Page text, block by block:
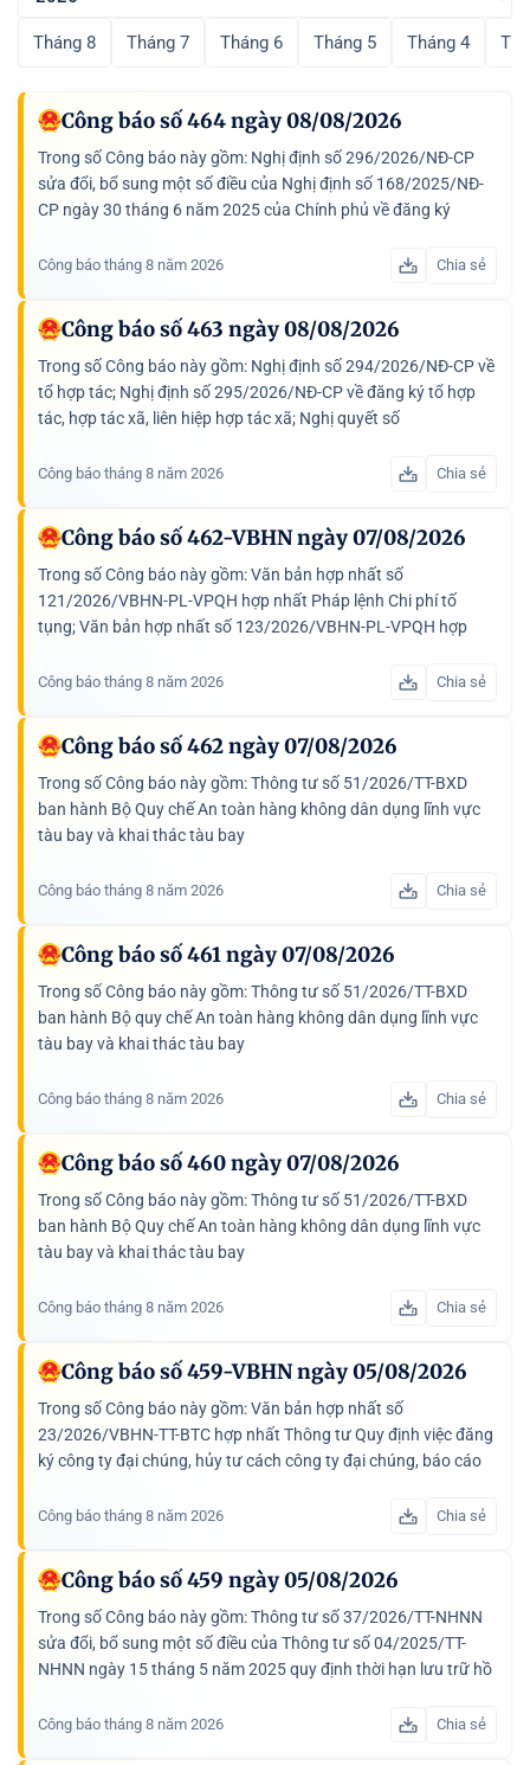
Email: congbao@chinhphu.vn.
Tháng 8 Tháng 7 Tháng 6 Tháng 5 Tháng 4
Công báo số 464 ngày 08/08/2026
Trong số Công báo này gồm: Nghị định số 296/2026/NĐ-CP
sửa đổi, bổ sung một số điều của Nghị định số 168/2025/NĐ-
CP ngày 30 tháng 6 năm 2025 của Chính phủ về đăng ký
Công báo tháng 8 năm 2026 Chia sẻ
Công báo số 463 ngày 08/08/2026
Trong số Công báo này gồm: Nghị định số 294/2026/NĐ-CP về
tổ hợp tác; Nghị định số 295/2026/NĐ-CP về đăng ký tổ hợp
tác, hợp tác xã, liên hiệp hợp tác xã; Nghị quyết số
Công báo tháng 8 năm 2026 Chia sẻ
Công báo số 462-VBHN ngày 07/08/2026
Trong số Công báo này gồm: Văn bản hợp nhất số
121/2026/VBHN-PL-VPQH hợp nhất Pháp lệnh Chi phí tố
tụng; Văn bản hợp nhất số 123/2026/VBHN-PL-VPQH hợp
Công báo tháng 8 năm 2026 Chia sẻ
Công báo số 462 ngày 07/08/2026
Trong số Công báo này gồm: Thông tư số 51/2026/TT-BXD
ban hành Bộ Quy chế An toàn hàng không dân dụng lĩnh vực
tàu bay và khai thác tàu bay
Công báo tháng 8 năm 2026 Chia sẻ
Công báo số 461 ngày 07/08/2026
Trong số Công báo này gồm: Thông tư số 51/2026/TT-BXD
ban hành Bộ quy chế An toàn hàng không dân dụng lĩnh vực
tàu bay và khai thác tàu bay
Công báo tháng 8 năm 2026 Chia sẻ
Công báo số 460 ngày 07/08/2026
Trong số Công báo này gồm: Thông tư số 51/2026/TT-BXD
ban hành Bộ Quy chế An toàn hàng không dân dụng lĩnh vực
tàu bay và khai thác tàu bay
Công báo tháng 8 năm 2026 Chia sẻ
Công báo số 459-VBHN ngày 05/08/2026
Trong số Công báo này gồm: Văn bản hợp nhất số
23/2026/VBHN-TT-BTC hợp nhất Thông tư Quy định việc đăng
ký công ty đại chúng, hủy tư cách công ty đại chúng, báo cáo
Công báo tháng 8 năm 2026 Chia sẻ
Công báo số 459 ngày 05/08/2026
Trong số Công báo này gồm: Thông tư số 37/2026/TT-NHNN
sửa đổi, bổ sung một số điều của Thông tư số 04/2025/TT-
NHNN ngày 15 tháng 5 năm 2025 quy định thời hạn lưu trữ hồ
Công báo tháng 8 năm 2026 Chia sẻ